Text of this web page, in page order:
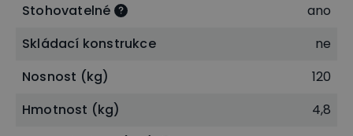
Odolná kovová konstrukce
Jednou z základních součástí židle je
kovová konstrukce
životnost. Kovová konstrukce je nenáročná na
Stohovatelné
ano
Skládací konstrukce
ne
Nosnost (kg)
120
Hmotnost (kg)
4,8